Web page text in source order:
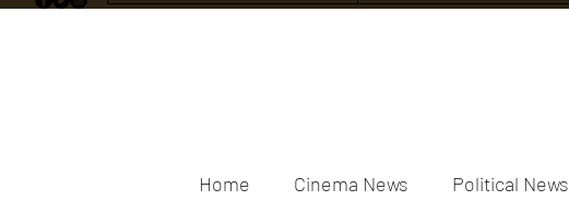
Home Cinema News Political News